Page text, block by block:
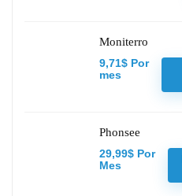
Moniterro
9,71$ Por
mes
Phonsee
29,99$ Por
Mes